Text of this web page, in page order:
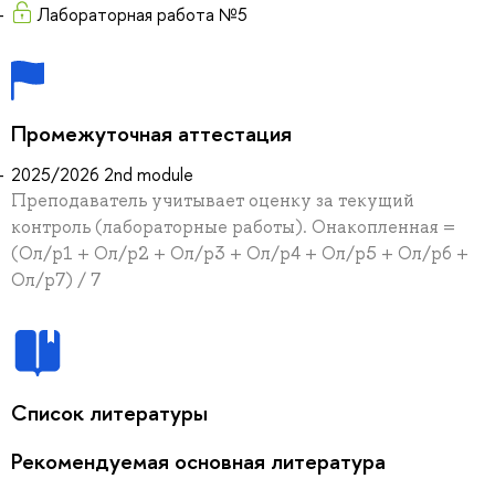
Лабораторная работа №5
Промежуточная аттестация
2025/2026 2nd module
Преподаватель учитывает оценку за текущий
контроль (лабораторные работы). Онакопленная =
(Ол/р1 + Ол/р2 + Ол/р3 + Ол/р4 + Ол/р5 + Ол/р6 +
Ол/р7) / 7
Список литературы
Рекомендуемая основная литература